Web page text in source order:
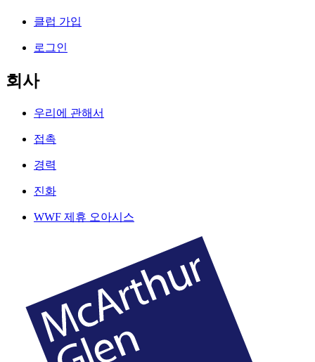
클럽 가입
로그인
회사
우리에 관해서
접촉
경력
진화
WWF 제휴 오아시스